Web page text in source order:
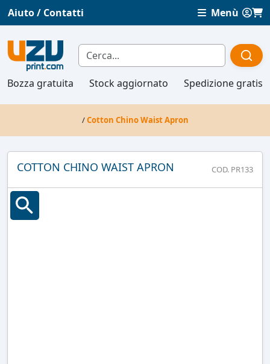
Aiuto / Contatti Menù
Bozza gratuita Stock aggiornato Spedizione gratis
/Cotton Chino Waist Apron
COTTON CHINO WAIST APRON COD. PR133